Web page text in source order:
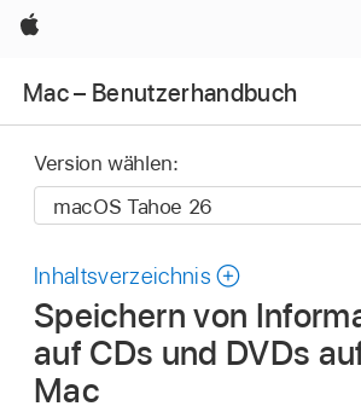
Apple
Mac – Benutzerhandbuch
Version wählen:
Inhaltsverzeichnis
Speichern von
auf CDs und DVDs
Mac